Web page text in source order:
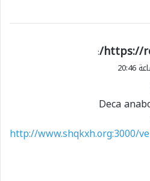
https://
:
Deca
http://www.shqkxh.org:3000/